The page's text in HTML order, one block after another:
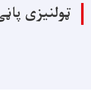
ټولنیزی